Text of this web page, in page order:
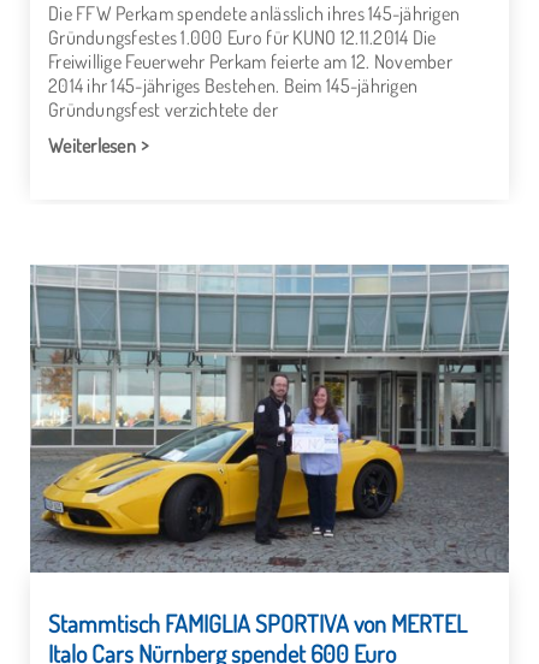
Die FFW Perkam spendete anlässlich ihres 145-jährigen
Gründungsfestes 1.000 Euro für KUNO 12.11.2014 Die
Freiwillige Feuerwehr Perkam feierte am 12. November
2014 ihr 145-jähriges Bestehen. Beim 145-jährigen
Gründungsfest verzichtete der
Weiterlesen
Stammtisch FAMIGLIA SPORTIVA von MERTEL
Italo Cars Nürnberg spendet 600 Euro